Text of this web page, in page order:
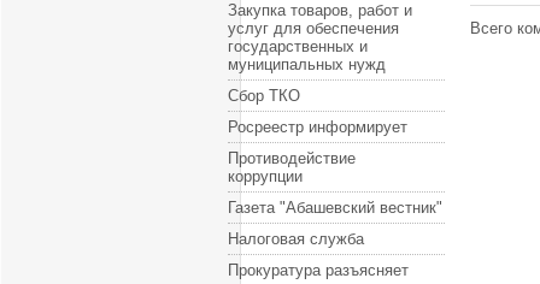
Закупка товаров, работ и
услуг для обеспечения
государственных и
муниципальных нужд
Сбор ТКО
Росреестр информирует
Противодействие
коррупции
Газета "Абашевский вестник"
Налоговая служба
Прокуратура разъясняет
Всего